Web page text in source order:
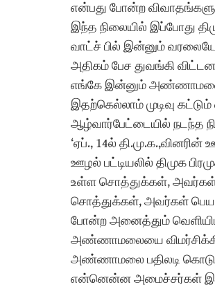
என்பது போன்ற
இந்த நிலையில் இப்போது
வாட்ச் பில் இன்னும்
அதிகம் பேச துவங்கி
எங்கே இன்னும் அண்ணாமலை
இதற்கெல்லாம் முடிவு
ஆழ்வார்பேட்டையில் நடந்த
‘ஏப்., 14ல்
ஊழல் பட்டியலில் திமுக
உள்ள சொத்துக்கள், அவர்கள்
சொத்துக்கள், அவர்கள்
போன்ற அனைத்தும்
அண்ணாமலையை
அண்ணாமலை பதிலடி
என்னென்ன அமைச்சர்கள்